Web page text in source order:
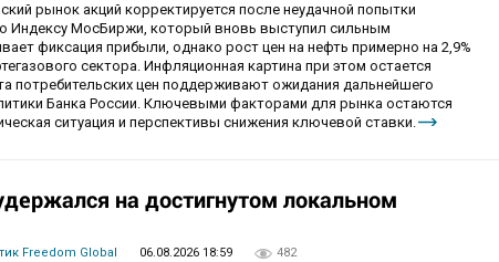
рынок акций корректируется после неудачной попытки
Индексу МосБиржи, который вновь выступил сильным
фиксация прибыли, однако рост цен на нефть примерно на 2,9%
сектора. Инфляционная картина при этом остается
потребительских цен поддерживают ожидания дальнейшего
Банка России. Ключевыми факторами для рынка остаются
ситуация и перспективы снижения ключевой ставки.
на достигнутом локальном
Freedom Global 06.08.2026 18:59 482